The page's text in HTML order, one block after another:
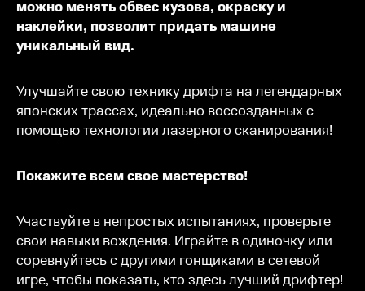
можно менять обвес кузова, окраску и
наклейки, позволит придать машине
уникальный вид.
Улучшайте свою технику дрифта на легендарных
японских трассах, идеально воссозданных с
помощью технологии лазерного сканирования!
Покажите всем свое мастерство!
Участвуйте в непростых испытаниях, проверьте
свои навыки вождения. Играйте в одиночку или
соревнуйтесь с другими гонщиками в сетевой
игре, чтобы показать, кто здесь лучший дрифтер!